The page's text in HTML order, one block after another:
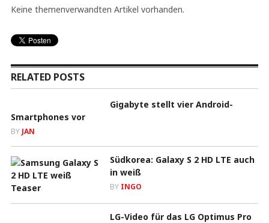
Keine themenverwandten Artikel vorhanden.
RELATED POSTS
Gigabyte stellt vier Android-
Smartphones vor
BY JAN
Südkorea: Galaxy S 2 HD LTE auch
in weiß
BY INGO
LG-Video für das LG Optimus Pro